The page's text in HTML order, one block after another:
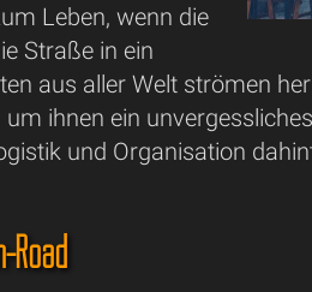
Leben, wenn die
Straße in ein
aus aller Welt strömen
ihnen ein
und Organisation